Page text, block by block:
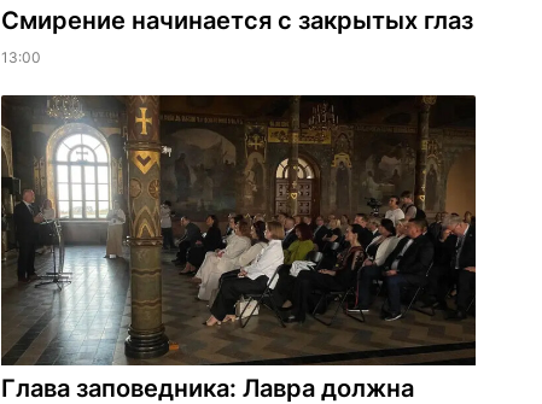
Смирение начинается с закрытых глаз
13:00
Глава заповедника: Лавра должна